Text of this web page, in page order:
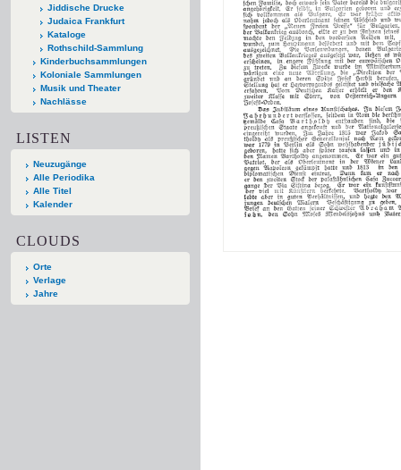
Jiddische Drucke
Judaica Frankfurt
Kataloge
Rothschild-Sammlung
Kinderbuchsammlungen
Koloniale Sammlungen
Musik und Theater
Nachlässe
LISTEN
Neuzugänge
Alle Periodika
Alle Titel
Kalender
CLOUDS
Orte
Verlage
Jahre